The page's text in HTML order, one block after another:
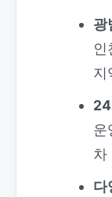
광
인
지
운
차
다